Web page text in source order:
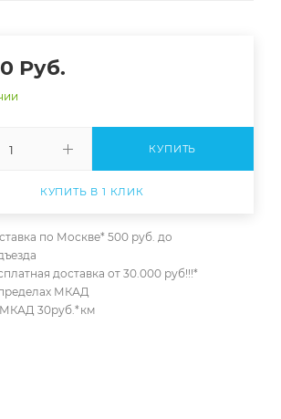
Руб.
КУПИТЬ
КУПИТЬ В 1 КЛИК
по Москве* 500 руб. до
доставка от 30.000 руб!!!*
МКАД
30руб.*км